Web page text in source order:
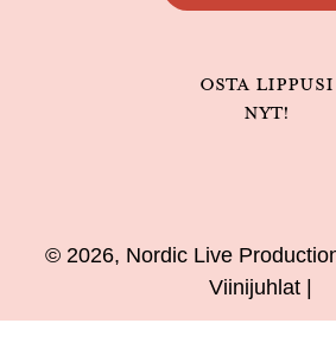
Osta lippusi
nyt!
© 2026, Nordic Live
Viinijuhlat |